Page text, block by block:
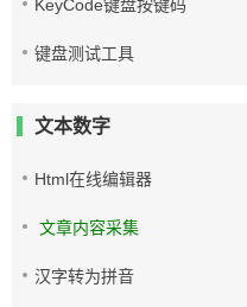
KeyCode键盘按键码
键盘测试工具
文本数字
Html在线编辑器
文章内容采集
汉字转为拼音